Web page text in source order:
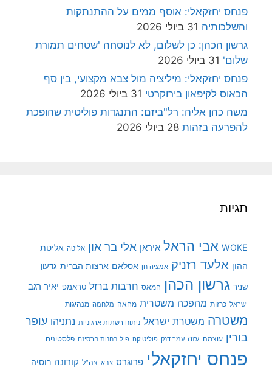
פנחס יחזקאלי: אוסף ממים על ההתנתקות
והשלכותיה 31 ביולי 2026
גרשון הכהן: כן לשלום, לא לנוסחה 'שטחים תמורת
שלום' 31 ביולי 2026
פנחס יחזקאלי: מיליציה מול צבא מקצועי, בין סף
הכאוס לקיפאון בירוקרטי 31 ביולי 2026
משה כהן אליה: רל"ביזם: התנגדות פוליטית שהופכת
להפרעה בזהות 28 ביולי 2026
תגיות
WOKE אבי הראל איראן אלי בר און אליטה אליטת
ההון אלעד רזניק אמציה חן אסלאם ארצות הברית גדעון
שניר גרשון הכהן חמאס חרבות ברזל טראמפ יאיר רגב
ישראל כרזות מהפכה משטרית מחאה מלחמה מנהיגות
משטרה משטרת ישראל ניתוח רשתות ארגוניות נתניהו עופר
בורין עוצמה עזה עמר דנק פוליטיקה פיל בחנות חרסינה פלסטינים
פנחס יחזקאלי פרוגרס צבא צה"ל קורונה רוסיה